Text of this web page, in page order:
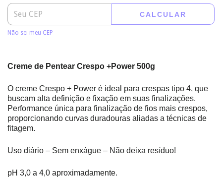
CALCULAR
Não sei meu CEP
Creme de Pentear Crespo +Power 500g
O creme Crespo + Power é ideal para crespas tipo 4, que
buscam alta definição e fixação em suas finalizações.
Performance única para finalização de fios mais crespos,
proporcionando curvas duradouras aliadas a técnicas de
fitagem.
Uso diário – Sem enxágue – Não deixa resíduo!
pH 3,0 a 4,0 aproximadamente.